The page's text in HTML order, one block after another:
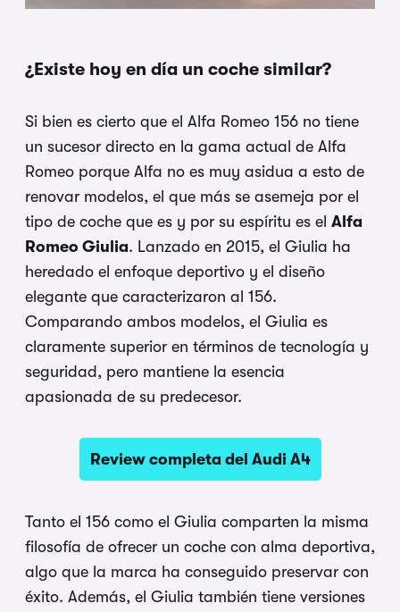
¿Existe hoy en día un coche similar?
Si bien es cierto que el Alfa Romeo 156 no tiene
un sucesor directo en la gama actual de Alfa
Romeo porque Alfa no es muy asidua a esto de
renovar modelos, el que más se asemeja por el
tipo de coche que es y por su espíritu es el Alfa
Romeo Giulia. Lanzado en 2015, el Giulia ha
heredado el enfoque deportivo y el diseño
elegante que caracterizaron al 156.
Comparando ambos modelos, el Giulia es
claramente superior en términos de tecnología y
seguridad, pero mantiene la esencia
apasionada de su predecesor.
Review completa del Audi A4
Tanto el 156 como el Giulia comparten la misma
filosofía de ofrecer un coche con alma deportiva,
algo que la marca ha conseguido preservar con
éxito. Además, el Giulia también tiene versiones